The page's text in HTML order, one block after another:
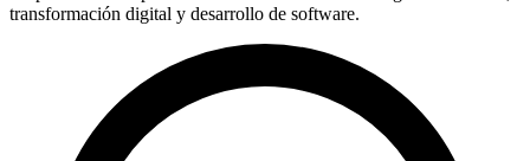
transformación digital y desarrollo de software.